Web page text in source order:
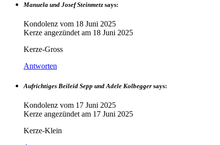
Manuela und Josef Steinmetz says:
Kondolenz vom 18 Juni 2025
Kerze angezündet am 18 Juni 2025
Kerze-Gross
Antworten
Aufrichtiges Beileid Sepp und Adele Kolbegger says:
Kondolenz vom 17 Juni 2025
Kerze angezündet am 17 Juni 2025
Kerze-Klein